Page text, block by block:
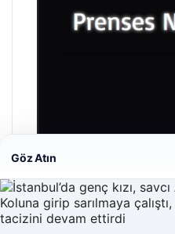
Prenses Night Club
29/04/2026
Göz Atın